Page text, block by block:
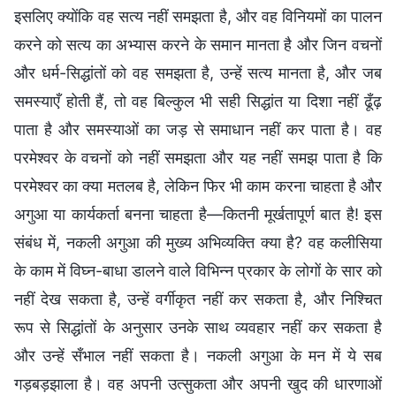
इसलिए क्योंकि वह सत्य नहीं समझता है, और वह विनियमों का पालन
करने को सत्य का अभ्यास करने के समान मानता है और जिन वचनों
और धर्म-सिद्धांतों को वह समझता है, उन्हें सत्य मानता है, और जब
समस्याएँ होती हैं, तो वह बिल्कुल भी सही सिद्धांत या दिशा नहीं ढूँढ़
पाता है और समस्याओं का जड़ से समाधान नहीं कर पाता है। वह
परमेश्वर के वचनों को नहीं समझता और यह नहीं समझ पाता है कि
परमेश्वर का क्या मतलब है, लेकिन फिर भी काम करना चाहता है और
अगुआ या कार्यकर्ता बनना चाहता है—कितनी मूर्खतापूर्ण बात है! इस
संबंध में, नकली अगुआ की मुख्य अभिव्यक्ति क्या है? वह कलीसिया
के काम में विघ्न-बाधा डालने वाले विभिन्न प्रकार के लोगों के सार को
नहीं देख सकता है, उन्हें वर्गीकृत नहीं कर सकता है, और निश्चित
रूप से सिद्धांतों के अनुसार उनके साथ व्यवहार नहीं कर सकता है
और उन्हें सँभाल नहीं सकता है। नकली अगुआ के मन में ये सब
गड़बड़झाला है। वह अपनी उत्सुकता और अपनी खुद की धारणाओं